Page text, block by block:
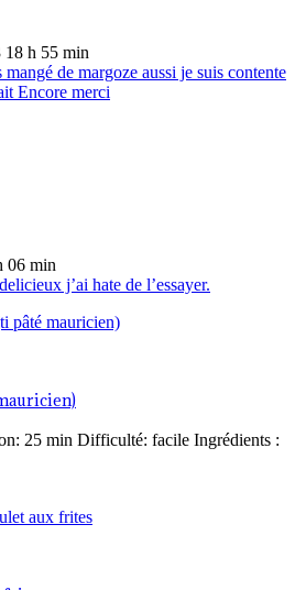
18 h 55 min
de margoze aussi je suis contente
Encore merci
06 min
j’ai hate de l’essayer.
25 min Difficulté: facile Ingrédients :